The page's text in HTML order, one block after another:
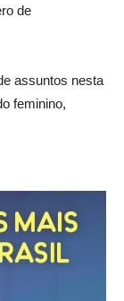
de
assuntos nesta
feminino,